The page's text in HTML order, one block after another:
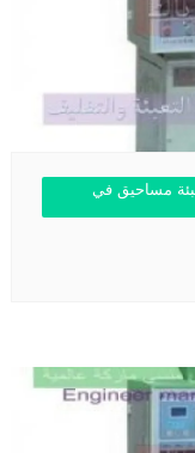
مساحيق في